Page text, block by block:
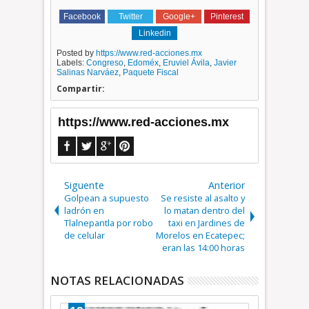
Facebook Twitter Google+
Pinterest
Linkedin
Posted by https://www.red-acciones.mx
Labels:Congreso, Edoméx, Eruviel Ávila,Javier
Salinas Narváez, Paquete Fiscal
Compartir:
https://www.red-acciones.mx
Siguente
Golpean a supuesto
ladrón en
Tlalnepantla por robo
de celular
Anterior
Se resiste al asalto y
lo matan dentro del
taxi en Jardines de
Morelos en Ecatepec;
eran las 14:00 horas
NOTAS RELACIONADAS